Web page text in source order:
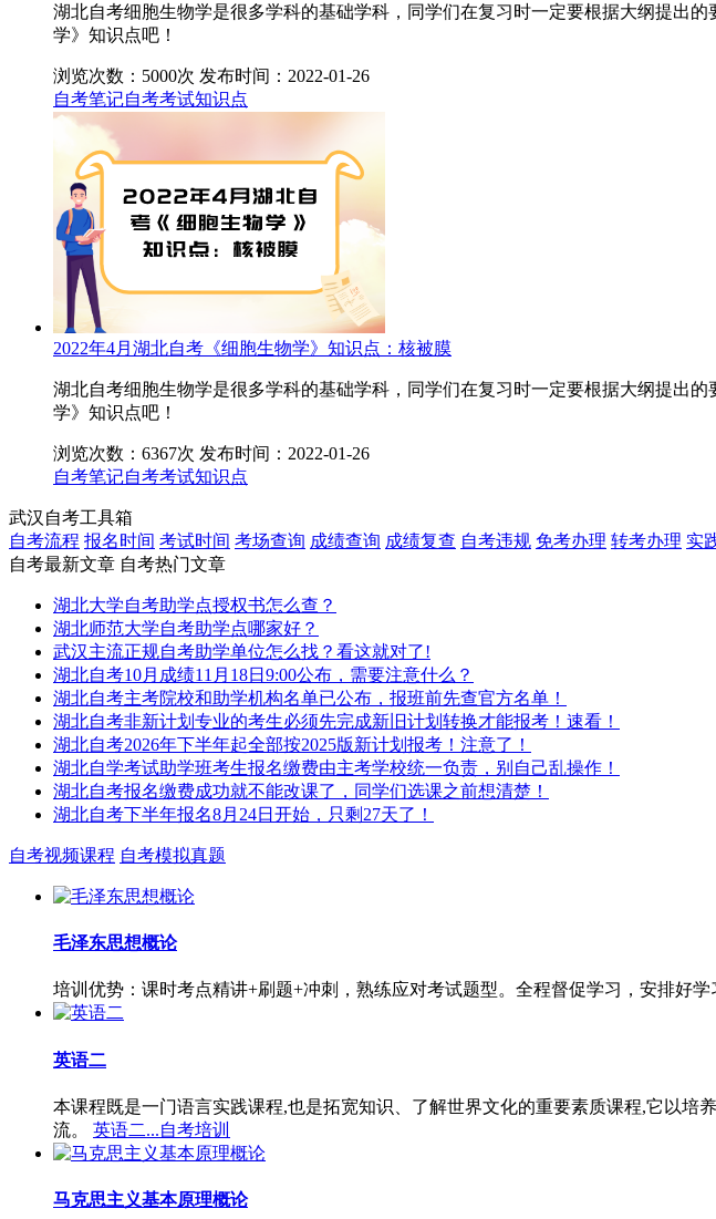
湖北自考细胞生物学是很多学科的基础学科，同学们在复习时一定要根据大纲提出
学》知识点吧！
浏览次数：5000次 发布时间：2022-01-26
自考笔记自考考试知识点
2022年4月湖北自考《细胞生物学》知识点：核被膜
湖北自考细胞生物学是很多学科的基础学科，同学们在复习时一定要根据大纲提出
学》知识点吧！
浏览次数：6367次 发布时间：2022-01-26
自考笔记自考考试知识点
武汉自考工具箱
自考流程 报名时间 考试时间 考场查询 成绩查询 成绩复查 自考违规 免考办理 转考办理 实
自考最新文章 自考热门文章
湖北大学自考助学点授权书怎么查？
湖北师范大学自考助学点哪家好？
武汉主流正规自考助学单位怎么找？看这就对了!
湖北自考10月成绩11月18日9:00公布，需要注意什么？
湖北自考主考院校和助学机构名单已公布，报班前先查官方名单！
湖北自考非新计划专业的考生必须先完成新旧计划转换才能报考！速看！
湖北自考2026年下半年起全部按2025版新计划报考！注意了！
湖北自学考试助学班考生报名缴费由主考学校统一负责，别自己乱操作！
湖北自考报名缴费成功就不能改课了，同学们选课之前想清楚！
湖北自考下半年报名8月24日开始，只剩27天了！
自考视频课程 自考模拟真题
毛泽东思想概论
培训优势：课时考点精讲+刷题+冲刺，熟练应对考试题型。全程督促学习，安排好学
英语二
本课程既是一门语言实践课程,也是拓宽知识、了解世界文化的重要素质课程,它以
流。
英语二...自考培训
马克思主义基本原理概论